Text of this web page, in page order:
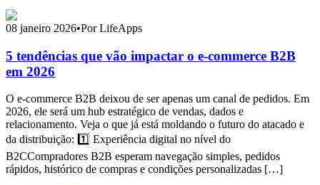
08 janeiro 2026•Por LifeApps
5 tendências que vão impactar o e-commerce B2B
em 2026
O e-commerce B2B deixou de ser apenas um canal de pedidos. Em
2026, ele será um hub estratégico de vendas, dados e
relacionamento. Veja o que já está moldando o futuro do atacado e
da distribuição: 1️⃣ Experiência digital no nível do
B2CCompradores B2B esperam navegação simples, pedidos
rápidos, histórico de compras e condições personalizadas […]